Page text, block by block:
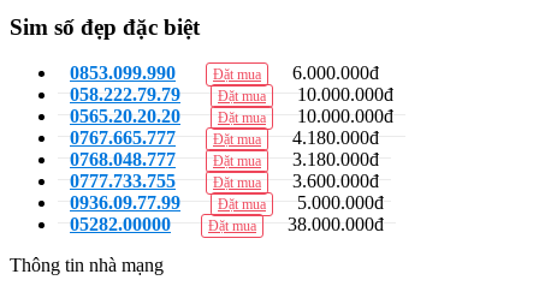
Sim số đẹp đặc biệt
0853.099.990 Đặt mua
6.000.000đ
058.222.79.79
Đặt mua
10.000.000đ
0565.20.20.20
Đặt mua
10.000.000đ
0767.665.777
Đặt mua
4.180.000đ
0768.048.777
Đặt mua
3.180.000đ
0777.733.755
Đặt mua
3.600.000đ
0936.09.77.99
Đặt mua
5.000.000đ
05282.00000
Đặt mua
38.000.000đ
Thông tin nhà mạng